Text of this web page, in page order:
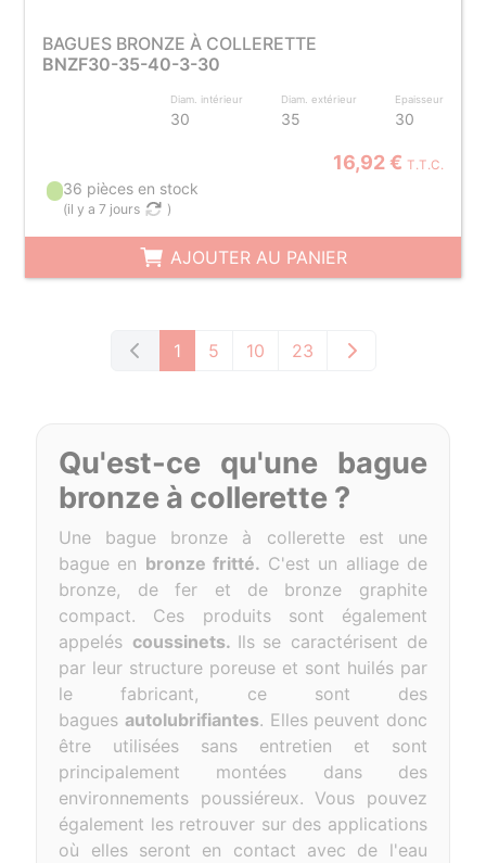
BAGUES BRONZE À COLLERETTE
BNZF30-35-40-3-30
Diam. intérieur
30
Diam. extérieur
35
Epaisseur
30
16,92 € T.T.C.
36 pièces en stock
(il y a 7 jours )
AJOUTER AU PANIER
1 5 10 23
Qu'est-ce qu'une bague
bronze à collerette ?
Une bague bronze à collerette est une
bague en bronze fritté. C'est un alliage de
bronze, de fer et de bronze graphite
compact. Ces produits sont également
appelés coussinets. Ils se caractérisent de
par leur structure poreuse et sont huilés par
le fabricant, ce sont des
bagues autolubrifiantes. Elles peuvent donc
être utilisées sans entretien et sont
principalement montées dans des
environnements poussiéreux. Vous pouvez
également les retrouver sur des applications
où elles seront en contact avec de l'eau